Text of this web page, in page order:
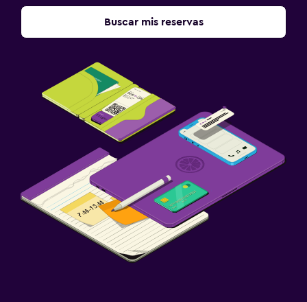
Buscar mis reservas